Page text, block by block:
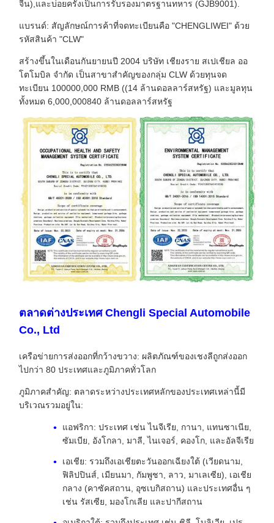
จีน),และบ่อยครั้งเป็นการรับรองมาตรฐานทหาร (GJB9001).
แบรนด์: สัญลักษณ์การค้าที่จดทะเบียนคือ "CHENGLIWEI" ด้วย
รหัสสินค้า "CLW"
สร้างขึ้นในเดือนกันยายนปี 2004 บริษัท เชียงราย สเปเชียล ออ
โตโมบิล จํากัด เป็นสาขาสําคัญของกลุ่ม CLW ด้วยทุนจด
ทะเบียน 100000,000 RMB ((14 ล้านดอลลาร์สหรัฐ) และมูลทุน
ทั้งหมด 6,000,000840 ล้านดอลลาร์สหรัฐ
ตลาดต่างประเทศ Chengli Special Automobile
Co., Ltd
เครือข่ายการส่งออกที่กว้างขวาง: ผลิตภัณฑ์ของเชงลีถูกส่งออก
ไปกว่า 80 ประเทศและภูมิภาคทั่วโลก
ภูมิภาคสําคัญ: ตลาดระหว่างประเทศหลักของประเทศเหล่านี้มี
บริเวณรวมอยู่ใน:
แอฟริกา: ประเทศ เช่น ไนจีเรีย, กานา, แทนซาเนีย,
ซัมเบีย, อังโกลา, มาลี, ไนเจอร์, คองโก, และอัลจีเรีย
เอเชีย: รวมถึงเอเชียตะวันออกเฉียงใต้ (เวียดนาม,
ฟิลิปปินส์, เมียนมา, กัมพูชา, ลาว, มาเลเซีย), เอเชีย
กลาง (คาซัคสถาน, อุซเบกิสถาน) และประเทศอื่น ๆ
เช่น รัสเซีย, มองโกเลีย และปากีสถาน